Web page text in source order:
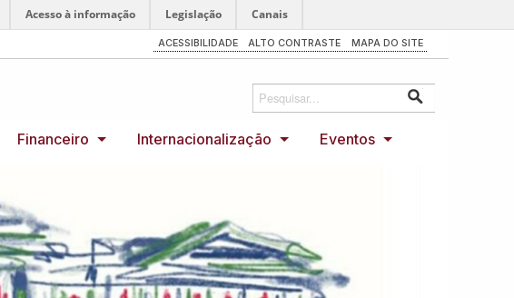
Acesso à informação Legislação Canais
ACESSIBILIDADE ALTO CONTRASTE MAPA DO SITE
Financeiro Internacionalização Eventos